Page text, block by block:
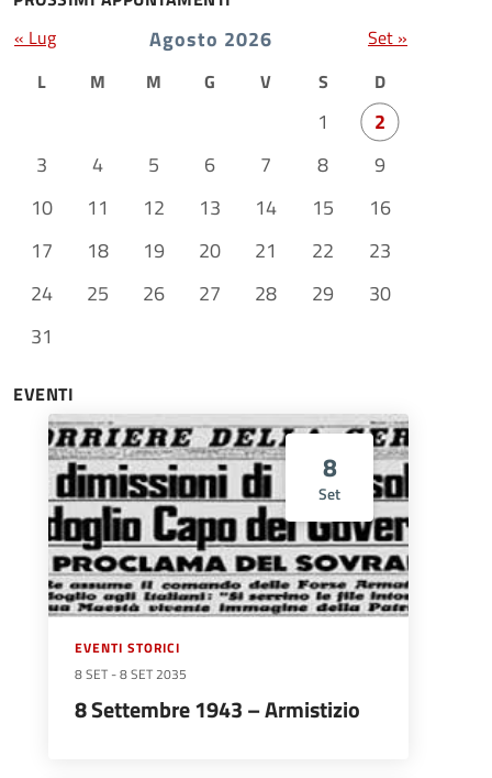
Agosto 2026
L M M G V S D
1
2
3
4 5 6 7 8
9
10
11 12 13 14 15
16
17
18 19 20 21 22
23
24
25 26 27 28 29
30
31
« Lug Set »
EVENTI
8
Set
EVENTI STORICI
8 SET -8 SET 2035
8 Settembre 1943 – Armistizio